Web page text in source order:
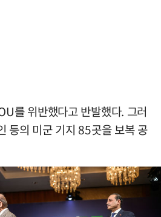
를 위반했다고 반발했다. 그러
등의 미군 기지 85곳을 보복 공